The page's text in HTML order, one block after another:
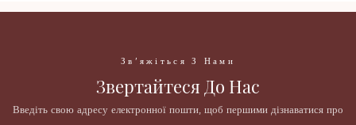
Зв'яжіться З Нами
Звертайтеся До Нас
Введіть свою адресу електронної пошти, щоб першими дізнаватися про